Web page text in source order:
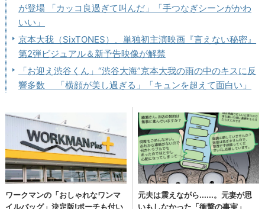
が登場 「カッコ良過ぎて叫んだ」「手つなぎシーンがかわ
いい」
京本大我（SixTONES）、単独初主演映画『言えない秘密』
第2弾ビジュアル＆新予告映像が解禁
「お迎え渋谷くん」“渋谷大海”京本大我の雨の中のキスに反
響多数 「横顔が美し過ぎる」「キュンを超えて面白い」